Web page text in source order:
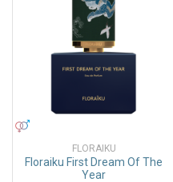
FLORAIKU
Floraiku First Dream Of The
Year